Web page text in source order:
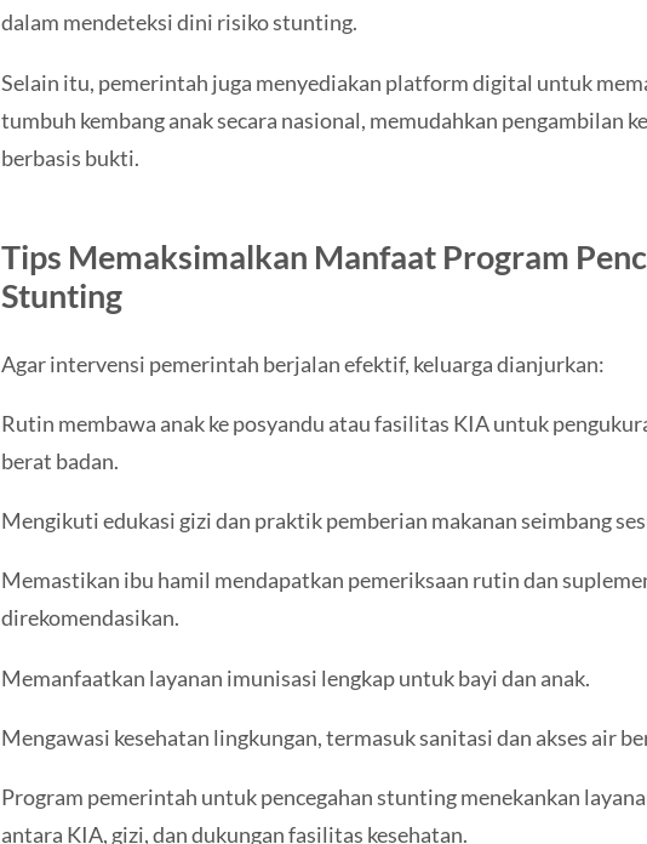
dalam mendeteksi dini risiko stunting.
Selain itu, pemerintah juga menyediakan platform digital untuk
tumbuh kembang anak secara nasional, memudahkan pengambilan
berbasis bukti.
Tips Memaksimalkan Manfaat Program
Stunting
Agar intervensi pemerintah berjalan efektif, keluarga dianjurkan:
Rutin membawa anak ke posyandu atau fasilitas KIA untuk
berat badan.
Mengikuti edukasi gizi dan praktik pemberian makanan seimbang
Memastikan ibu hamil mendapatkan pemeriksaan rutin dan
direkomendasikan.
Memanfaatkan layanan imunisasi lengkap untuk bayi dan anak.
Mengawasi kesehatan lingkungan, termasuk sanitasi dan akses air
Program pemerintah untuk pencegahan stunting menekankan
antara KIA, gizi, dan dukungan fasilitas kesehatan.